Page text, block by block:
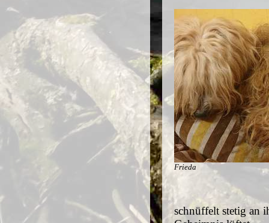
Frieda
schnüffelt stetig an